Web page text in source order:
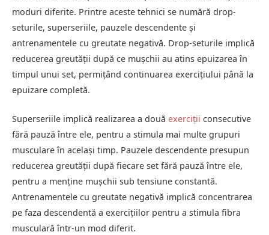
moduri diferite. Printre aceste tehnici se numără drop-
seturile, superseriile, pauzele descendente și
antrenamentele cu greutate negativă. Drop-seturile implică
reducerea greutății după ce mușchii au atins epuizarea în
timpul unui set, permițând continuarea exercițiului până la
epuizare completă.
Superseriile implică realizarea a două exerciții consecutive
fără pauză între ele, pentru a stimula mai multe grupuri
musculare în același timp. Pauzele descendente presupun
reducerea greutății după fiecare set fără pauză între ele,
pentru a menține mușchii sub tensiune constantă.
Antrenamentele cu greutate negativă implică concentrarea
pe faza descendentă a exercițiilor pentru a stimula fibra
musculară într-un mod diferit.